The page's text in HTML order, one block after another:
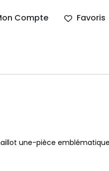
Compte Favoris
une-pièce